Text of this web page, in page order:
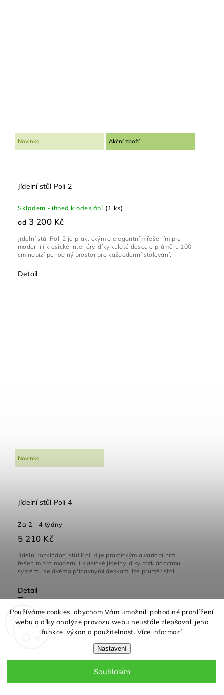
Používáme cookies, abychom Vám umožnili pohodlné prohlížení
webu a díky analýze provozu webu neustále zlepšovali jeho
funkce, výkon a použitelnost. Více informací
Nastavení
Souhlasím
Novinka Akční zboží
Jídelní stůl Poli 2
Skladem - ihned k odeslání (1 ks)
od 3 200 Kč
Detail
Jídelní stůl Poli 2 je praktickým a elegantním řešením pro
moderní i klasické interiéry, díky kulaté desce o průměru 100
cm nabízí pohodlný prostor pro každodenní stolování.
Novinka
Jídelní stůl Poli 4
Za 2 - 4 týdny
5 210 Kč
Detail
Jídelní rozkládací stůl Poli 4 je praktickým a variabilním
řešením pro moderní i klasické jídelny, díky rozkládacímu
systému se dvěma přídavnými deskami lze průměr stolu...